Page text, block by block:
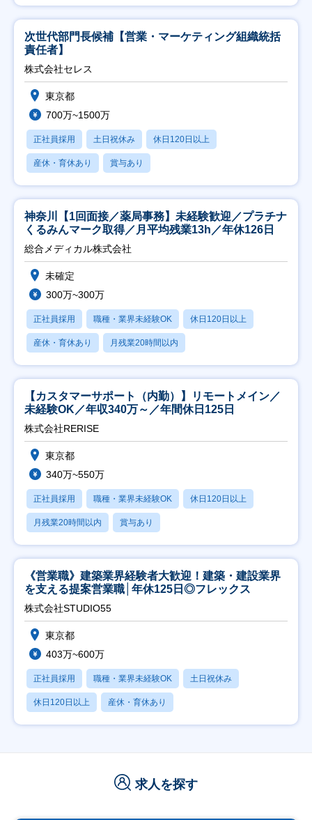
次世代部門長候補【営業・マーケティング組織統括
責任者】
株式会社セレス
東京都
700万~1500万
正社員採用 土日祝休み 休日120日以上
産休・育休あり 賞与あり
神奈川【1回面接／薬局事務】未経験歓迎／プラチナ
くるみんマーク取得／月平均残業13h／年休126日
総合メディカル株式会社
未確定
300万~300万
正社員採用 職種・業界未経験OK 休日120日以上
産休・育休あり 月残業20時間以内
【カスタマーサポート（内勤）】リモートメイン／
未経験OK／年収340万～／年間休日125日
株式会社RERISE
東京都
340万~550万
正社員採用 職種・業界未経験OK 休日120日以上
月残業20時間以内 賞与あり
《営業職》建築業界経験者大歓迎！建築・建設業界
を支える提案営業職│年休125日◎フレックス
株式会社STUDIO55
東京都
403万~600万
正社員採用 職種・業界未経験OK 土日祝休み
休日120日以上 産休・育休あり
求人を探す